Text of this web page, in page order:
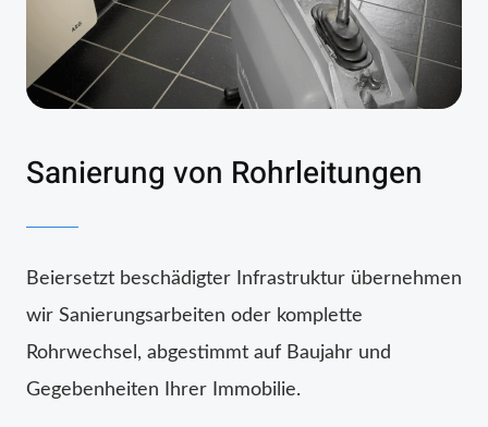
Sanierung von Rohrleitungen
Beiersetzt beschädigter Infrastruktur übernehmen
wir Sanierungsarbeiten oder komplette
Rohrwechsel, abgestimmt auf Baujahr und
Gegebenheiten Ihrer Immobilie.